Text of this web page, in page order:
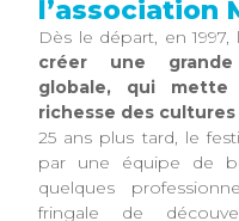
l’association
Dès le départ, en
créer une
globale, qui
richesse des
25 ans plus tard, le
par une équipe de
quelques
fringale de